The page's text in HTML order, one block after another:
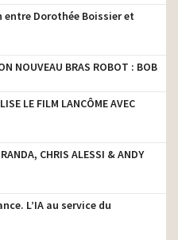
entre Dorothée Boissier et
NOUVEAU BRAS ROBOT : BOB
LE FILM LANCÔME AVEC
CHRIS ALESSI & ANDY
L’IA au service du